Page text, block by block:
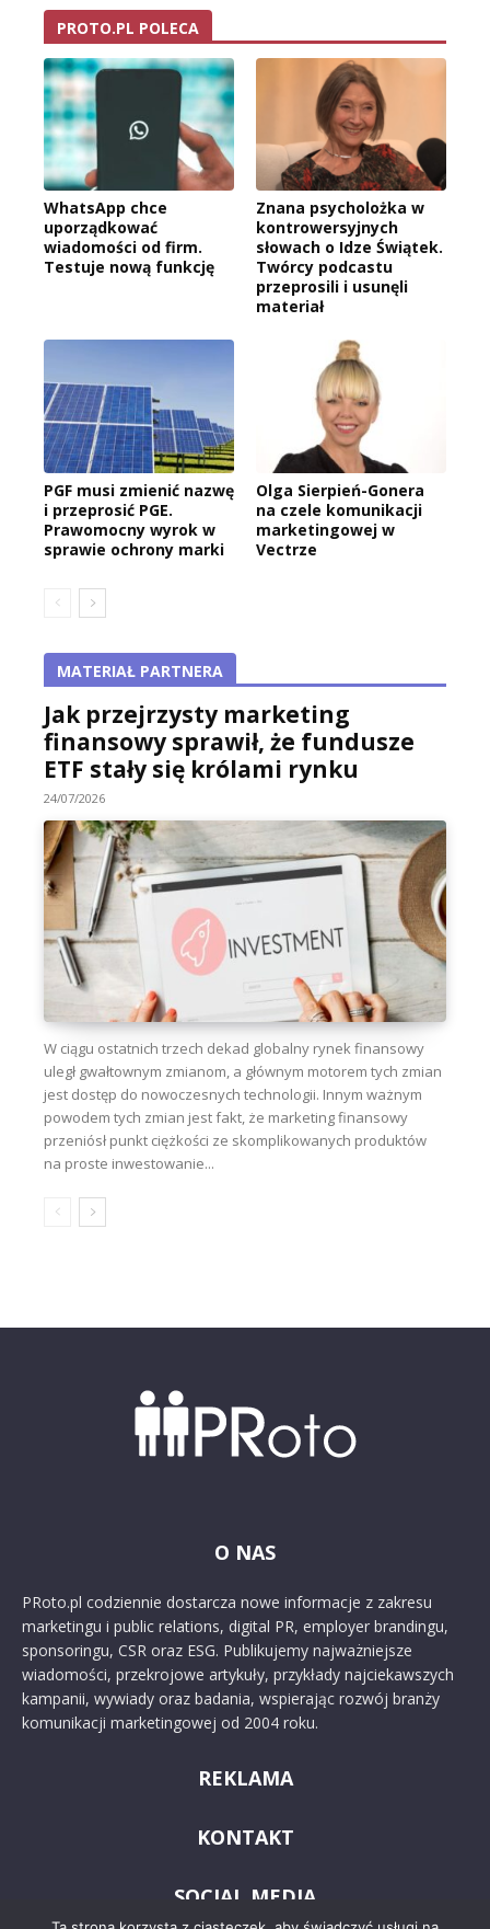
PROTO.PL POLECA
WhatsApp chce
uporządkować
wiadomości od firm.
Testuje nową funkcję
Znana psycholożka w
kontrowersyjnych
słowach o Idze Świątek.
Twórcy podcastu
przeprosili i usunęli
materiał
PGF musi zmienić nazwę
i przeprosić PGE.
Prawomocny wyrok w
sprawie ochrony marki
Olga Sierpień-Gonera
na czele komunikacji
marketingowej w
Vectrze
MATERIAŁ PARTNERA
Jak przejrzysty marketing
finansowy sprawił, że fundusze
ETF stały się królami rynku
24/07/2026
W ciągu ostatnich trzech dekad globalny rynek finansowy
uległ gwałtownym zmianom, a głównym motorem tych zmian
jest dostęp do nowoczesnych technologii. Innym ważnym
powodem tych zmian jest fakt, że marketing finansowy
przeniósł punkt ciężkości ze skomplikowanych produktów
na proste inwestowanie...
O NAS
PRoto.pl codziennie dostarcza nowe informacje z zakresu
marketingu i public relations, digital PR, employer brandingu,
sponsoringu, CSR oraz ESG. Publikujemy najważniejsze
wiadomości, przekrojowe artykuły, przykłady najciekawszych
kampanii, wywiady oraz badania, wspierając rozwój branży
komunikacji marketingowej od 2004 roku.
REKLAMA
KONTAKT
SOCIAL MEDIA